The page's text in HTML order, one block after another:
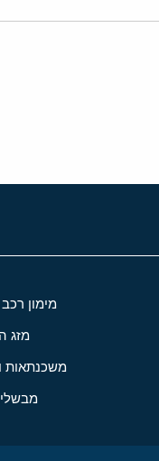
מימון
מזג
משכנתאות